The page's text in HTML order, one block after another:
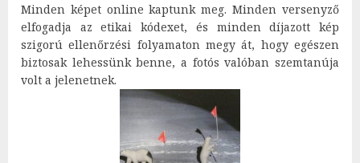
Minden képet online kaptunk meg. Minden versenyző
elfogadja az etikai kódexet, és minden díjazott kép
szigorú ellenőrzési folyamaton megy át, hogy egészen
biztosak lehessünk benne, a fotós valóban szemtanúja
volt a jelenetnek.